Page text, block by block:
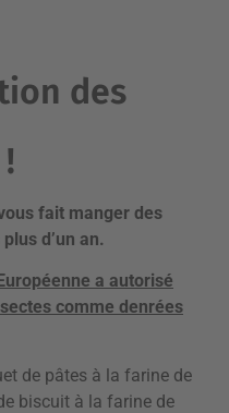
des
fait manger des
d’un an.
a autorisé
comme denrées
de pâtes à la farine de
biscuit à la farine de